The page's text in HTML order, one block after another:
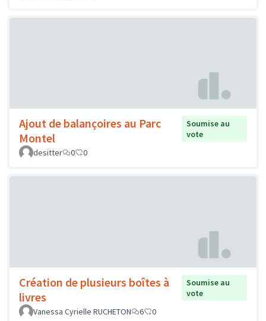
Ajout de balançoires au Parc
Montel
Soumise au
vote
desitter
0 0
Création de plusieurs boîtes à
livres
Soumise au
vote
Vanessa Cyrielle RUCHETON
6 0